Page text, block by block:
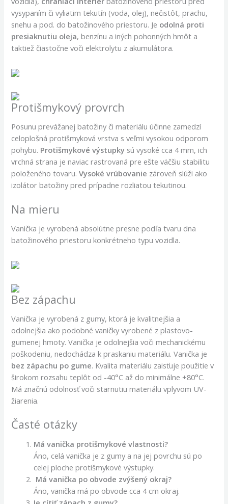
vysypaním či vyliatim tekutín (voda, olej), nečistôt, prachu,
snehu a pod. do batožinového priestoru. Je odolná proti
presiaknutiu oleja, benzínu a iných pohonných hmôt a
taktiež čiastočne voči elektrolytu z akumulátora.
Protišmykový provrch
Posunu prevážanej batožiny či materiálu účinne zamedzí
celoplošná protišmyková vrstva s veľmi vysokou odporom
pohybu. Protišmykové výstupky sú vysoké cca 4 mm, ich
vrchná strana je naviac rastrovaná pre ešte väčšiu stabilitu
položeného tovaru.Vysoké vrúbovanie zároveň slúži ako
izolátor batožiny pred prípadne rozliatou tekutinou.
Na mieru
Vanička je vyrobená absolútne presne podľa tvaru dna
batožinového priestoru konkrétneho typu vozidla.
Bez zápachu
Vanička je vyrobená z gumy, ktorá je kvalitnejšia a
odolnejšia ako podobné vaničky vyrobené z plastovo-
gumenej hmoty. Vanička je odolnejšia voči mechanickému
poškodeniu, nedochádza k praskaniu materiálu. Vanička je
bez zápachu po gume. Kvalita materiálu zaisťuje použitie v
širokom rozsahu teplôt od -40°C až do minimálne +80°C.
Má značnú odolnosť voči starnutiu materiálu vplyvom UV-
žiarenia.
Časté otázky
Má vanička protišmykové vlastnosti?
Áno, celá vanička je z gumy a na jej povrchu sú po
celej ploche protišmykové výstupky.
Má vanička po obvode zvýšený okraj?
Áno, vanička má po obvode cca 4 cm okraj.